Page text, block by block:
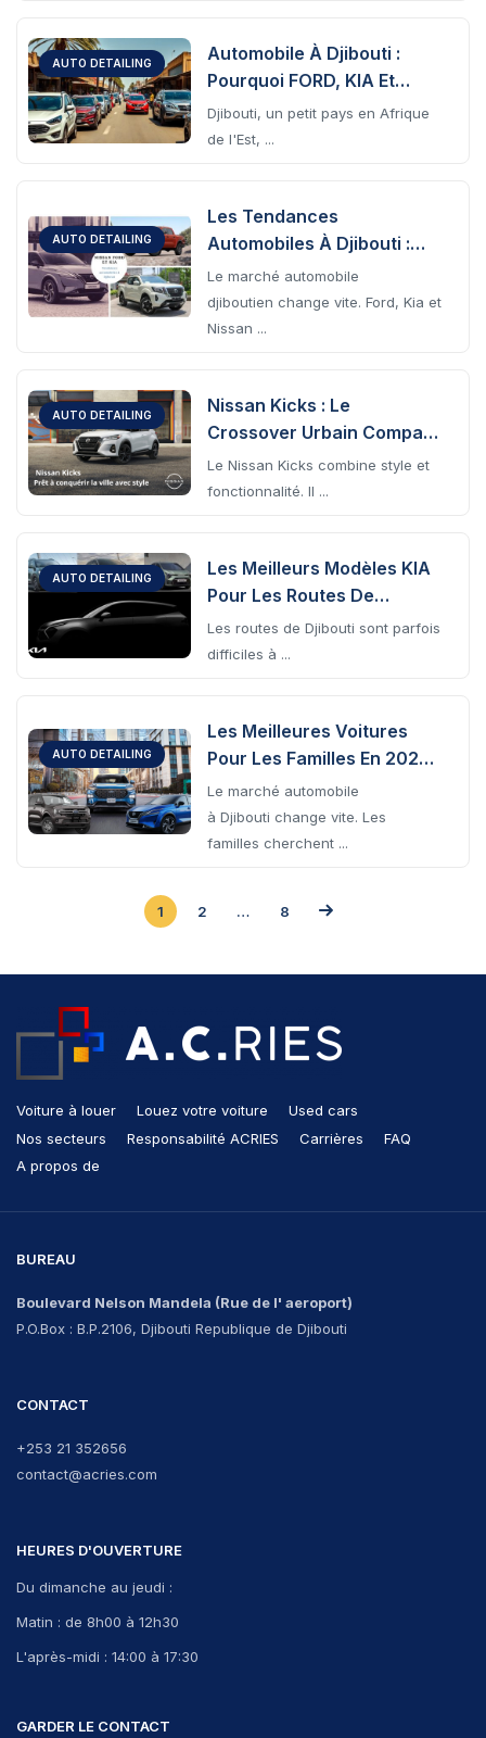
AUTO DETAILING
Automobile À Djibouti :
Pourquoi FORD, KIA Et
NISSAN Dominent Le
Marché En 2026
Djibouti, un petit pays en Afrique
de l'Est, ...
AUTO DETAILING
Les Tendances
Automobiles À Djibouti :
Comment Ford, Kia, Et
Nissan Se Préparent Pour
L’avenir
Le marché automobile
djiboutien change vite. Ford, Kia et
Nissan ...
AUTO DETAILING
Nissan Kicks : Le
Crossover Urbain Compact
Et Stylé
Le Nissan Kicks combine style et
fonctionnalité. Il ...
AUTO DETAILING
Les Meilleurs Modèles KIA
Pour Les Routes De
Djibouti
Les routes de Djibouti sont parfois
difficiles à ...
AUTO DETAILING
Les Meilleures Voitures
Pour Les Familles En 2026
À Djibouti
Le marché automobile
à Djibouti change vite. Les
familles cherchent ...
1 2 … 8
Voiture à louer Louez votre voiture
Used cars
Nos secteurs
Responsabilité ACRIES Carrières
FAQ
A propos de
BUREAU
Boulevard Nelson Mandela (Rue de l' aeroport)
P.O.Box : B.P.2106, Djibouti Republique de Djibouti
CONTACT
+253 21 352656
contact@acries.com
HEURES D'OUVERTURE
Du dimanche au jeudi :
Matin : de 8h00 à 12h30
L'après-midi : 14:00 à 17:30
GARDER LE CONTACT